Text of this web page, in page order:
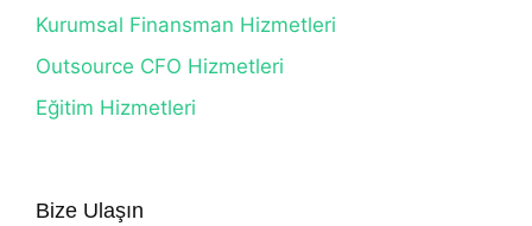
Kurumsal Finansman Hizmetleri
Outsource CFO Hizmetleri
Eğitim Hizmetleri
Bize Ulaşın